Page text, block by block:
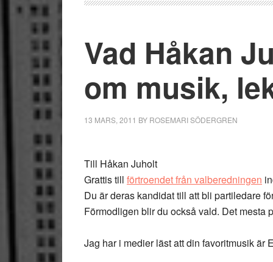
Vad Håkan
om musik,
13 MARS, 2011 BY ROSEMARI SÖDERGREN
Till Håkan Juholt
Grattis till förtroendet från valberedningen
Du är deras kandidat till att bli partiledare
Förmodligen blir du också vald. Det mesta
Jag har i medier läst att din favoritmusik är